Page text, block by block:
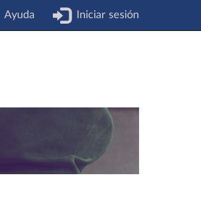
Ayuda Iniciar sesión